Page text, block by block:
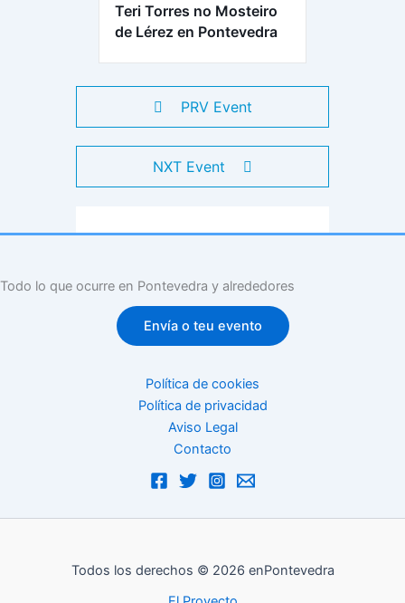
Teri Torres no Mosteiro
de Lérez en Pontevedra
PRV Event
NXT Event
Todo lo que ocurre en Pontevedra y alrededores
Envía o teu evento
Política de cookies
Política de privacidad
Aviso Legal
Contacto
Todos los derechos © 2026 enPontevedra